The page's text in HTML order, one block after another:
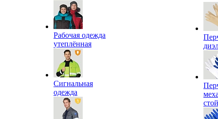
Рабочая одежда
утеплённая
Сигнальная
одежда